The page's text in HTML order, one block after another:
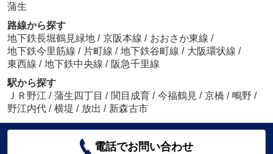
蒲生
路線から探す
地下鉄長堀鶴見緑地 / 京阪本線 / おおさか東線 /
地下鉄今里筋線 / 片町線 / 地下鉄谷町線 / 大阪環状線 /
東西線 / 地下鉄中央線 / 阪急千里線
駅から探す
ＪＲ野江 / 蒲生四丁目 / 関目成育 / 今福鶴見 / 京橋 / 鴫野 /
野江内代 / 横堤 / 放出 / 新森古市
電話でお問い合わせ